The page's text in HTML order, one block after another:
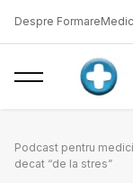
Despre
Podcast pentru
decat “de la stres”